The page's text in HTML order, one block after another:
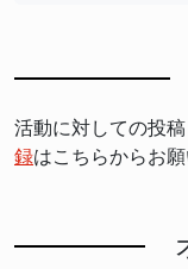
活動に対しての投
録はこちらからお願